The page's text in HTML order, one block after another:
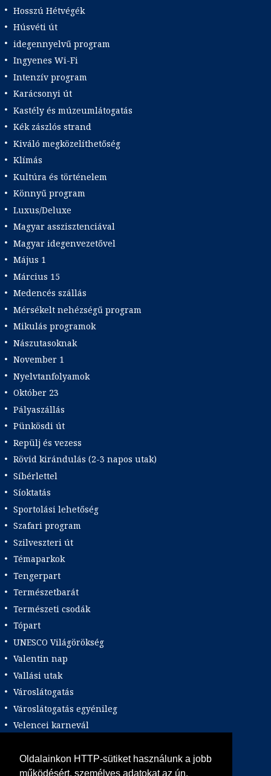
Oldalainkon HTTP-sütiket használunk a jobb
működésért, személyes adatokat az ún.
Hosszú Hétvégék
Húsvéti út
idegennyelvű program
Ingyenes Wi-Fi
Intenzív program
Karácsonyi út
Kastély és múzeumlátogatás
Kék zászlós strand
Kiváló megközelíthetőség
Klímás
Kultúra és történelem
Könnyű program
Luxus/Deluxe
Magyar asszisztenciával
Magyar idegenvezetővel
Május 1
Március 15
Medencés szállás
Mérsékelt nehézségű program
Mikulás programok
Nászutasoknak
November 1
Nyelvtanfolyamok
Október 23
Pályaszállás
Pünkösdi út
Repülj és vezess
Rövid kirándulás (2-3 napos utak)
Síbérlettel
Síoktatás
Sportolási lehetőség
Szafari program
Szilveszteri út
Témaparkok
Tengerpart
Természetbarát
Természeti csodák
Tópart
UNESCO Világörökség
Valentin nap
Vallási utak
Városlátogatás
Városlátogatás egyénileg
Velencei karnevál
Wellness